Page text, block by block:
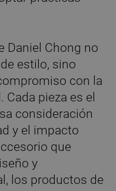
Daniel Chong no
estilo, sino
con la
pieza es el
consideración
y el impacto
que
y
los productos de